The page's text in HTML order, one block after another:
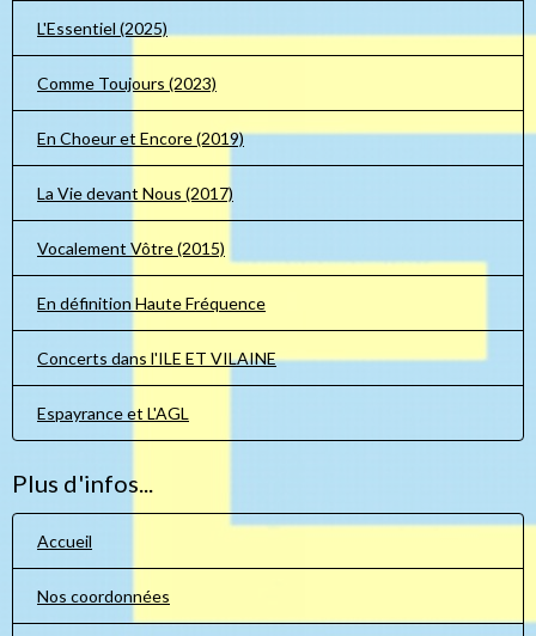
L'Essentiel (2025)
Comme Toujours (2023)
En Choeur et Encore (2019)
La Vie devant Nous (2017)
Vocalement Vôtre (2015)
En définition Haute Fréquence
Concerts dans l'ILE ET VILAINE
Espayrance et L'AGL
Plus d'infos...
Accueil
Nos coordonnées